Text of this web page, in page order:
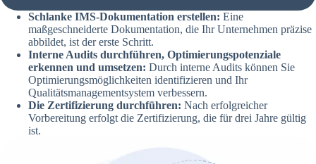
Schlanke IMS-Dokumentation erstellen: Eine
maßgeschneiderte Dokumentation, die Ihr Unternehmen präzise
abbildet, ist der erste Schritt.
Interne Audits durchführen, Optimierungspotenziale
erkennen und umsetzen: Durch interne Audits können Sie
Optimierungsmöglichkeiten identifizieren und Ihr
Qualitätsmanagementsystem verbessern.
Die Zertifizierung durchführen: Nach erfolgreicher
Vorbereitung erfolgt die Zertifizierung, die für drei Jahre gültig
ist.